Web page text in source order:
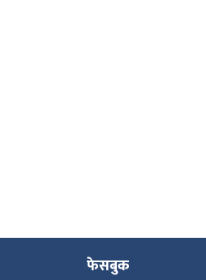
फेसबुक